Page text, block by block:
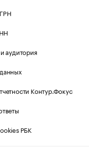
аудитория
Контур.Фокус
РБК